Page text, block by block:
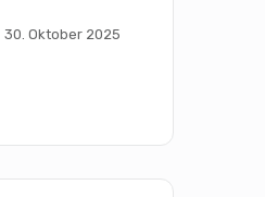
30. Oktober 2025